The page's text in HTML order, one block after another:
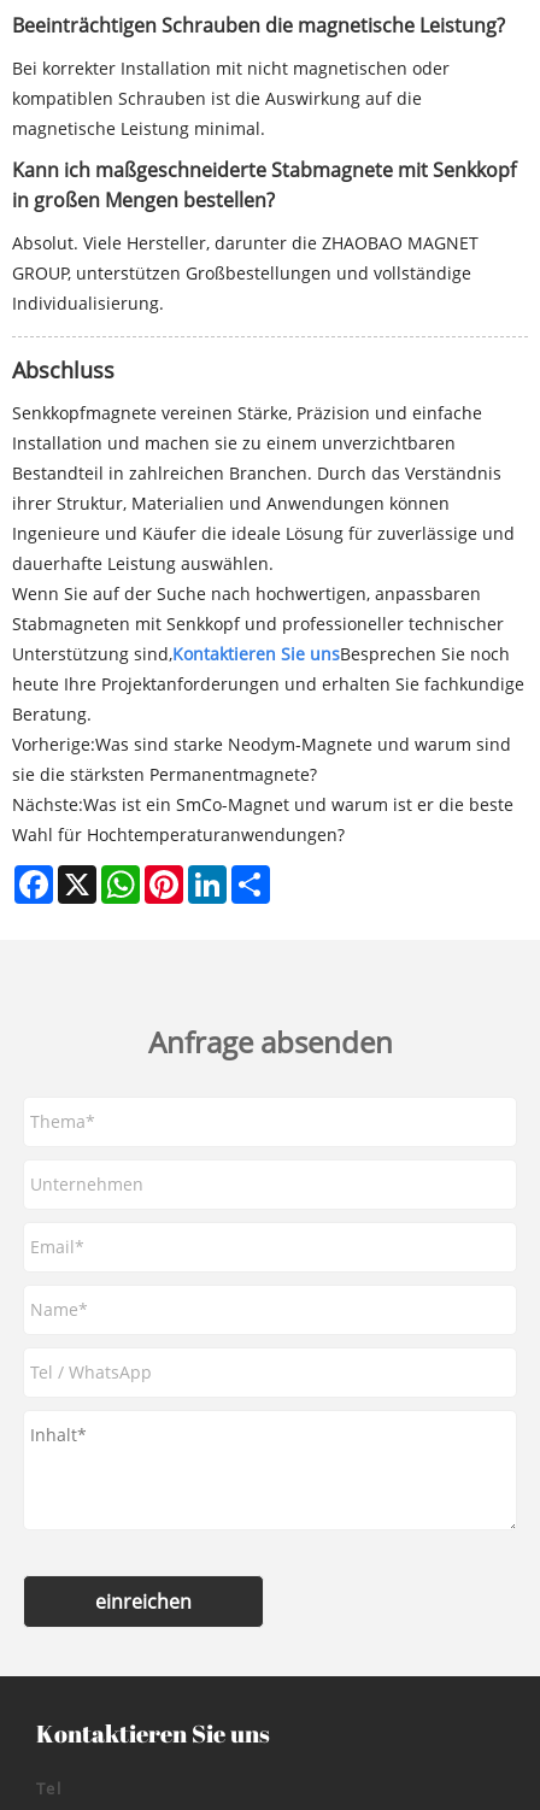
Beeinträchtigen Schrauben die magnetische Leistung?
Bei korrekter Installation mit nicht magnetischen oder
kompatiblen Schrauben ist die Auswirkung auf die
magnetische Leistung minimal.
Kann ich maßgeschneiderte Stabmagnete mit Senkkopf
in großen Mengen bestellen?
Absolut. Viele Hersteller, darunter die ZHAOBAO MAGNET
GROUP, unterstützen Großbestellungen und vollständige
Individualisierung.
Abschluss
Senkkopfmagnete vereinen Stärke, Präzision und einfache
Installation und machen sie zu einem unverzichtbaren
Bestandteil in zahlreichen Branchen. Durch das Verständnis
ihrer Struktur, Materialien und Anwendungen können
Ingenieure und Käufer die ideale Lösung für zuverlässige und
dauerhafte Leistung auswählen.
Wenn Sie auf der Suche nach hochwertigen, anpassbaren
Stabmagneten mit Senkkopf und professioneller technischer
Unterstützung sind,Kontaktieren Sie unsBesprechen Sie noch
heute Ihre Projektanforderungen und erhalten Sie fachkundige
Beratung.
Vorherige:Was sind starke Neodym-Magnete und warum sind
sie die stärksten Permanentmagnete?
Nächste:Was ist ein SmCo-Magnet und warum ist er die beste
Wahl für Hochtemperaturanwendungen?
Facebook
X WhatsAppPinterestLinkedIn
Anfrage absenden
einreichen
Kontaktieren Sie uns
Tel